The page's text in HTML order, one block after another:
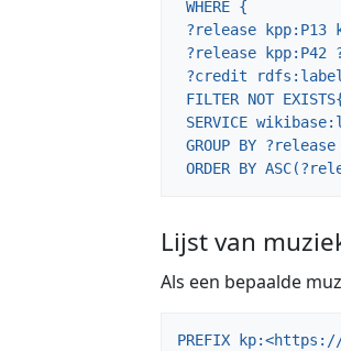
ORDER BY
Lijst van
Als een bepaalde
PREFIX